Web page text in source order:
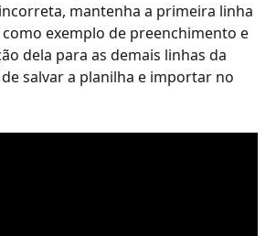
mantenha a primeira linha
exemplo de preenchimento e
dela para as demais linhas da
salvar a planilha e importar no